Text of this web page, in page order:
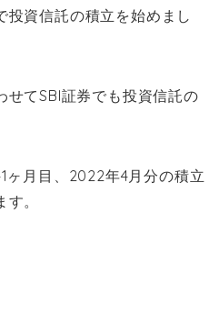
投資信託の積立を始めまし
せてSBI証券でも投資信託の
ヶ月目、2022年4月分の積立
。